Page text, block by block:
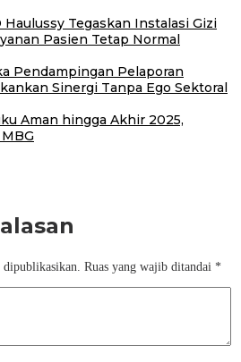
Tegaskan Instalasi Gizi
Pasien Tetap Normal
Pendampingan Pelaporan
Sinergi Tanpa Ego Sektoral
Aman hingga Akhir 2025,
Ruas yang wajib ditandai *